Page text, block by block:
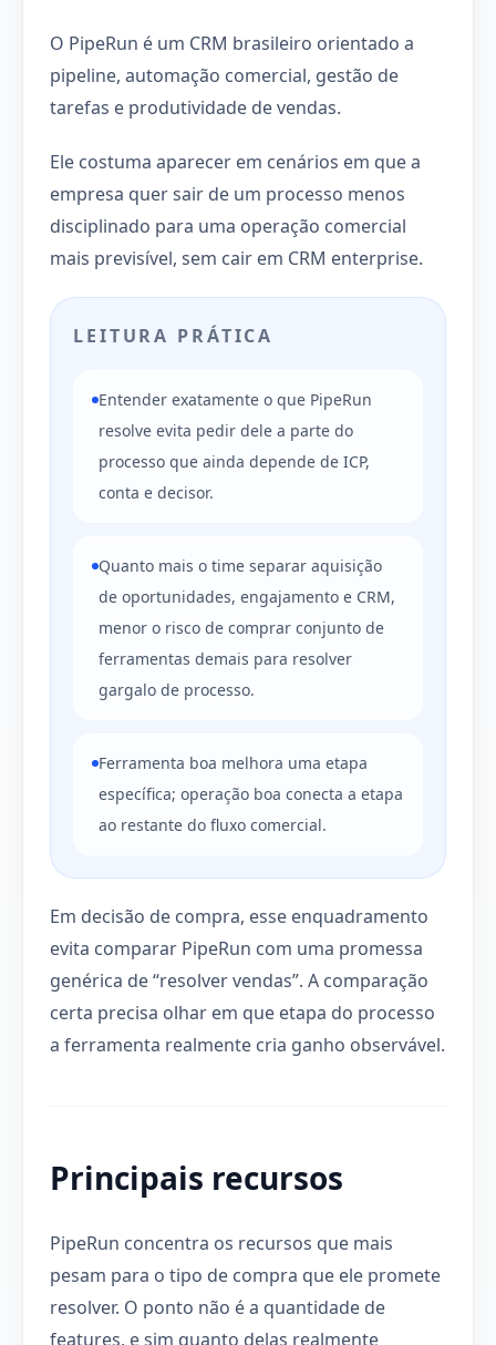
O PipeRun é um CRM brasileiro orientado a
pipeline, automação comercial, gestão de
tarefas e produtividade de vendas.
Ele costuma aparecer em cenários em que a
empresa quer sair de um processo menos
disciplinado para uma operação comercial
mais previsível, sem cair em CRM enterprise.
LEITURA PRÁTICA
Entender exatamente o que PipeRun
resolve evita pedir dele a parte do
processo que ainda depende de ICP,
conta e decisor.
Quanto mais o time separar aquisição
de oportunidades, engajamento e CRM,
menor o risco de comprar conjunto de
ferramentas demais para resolver
gargalo de processo.
Ferramenta boa melhora uma etapa
específica; operação boa conecta a etapa
ao restante do fluxo comercial.
Em decisão de compra, esse enquadramento
evita comparar PipeRun com uma promessa
genérica de “resolver vendas”. A comparação
certa precisa olhar em que etapa do processo
a ferramenta realmente cria ganho observável.
Principais recursos
PipeRun concentra os recursos que mais
pesam para o tipo de compra que ele promete
resolver. O ponto não é a quantidade de
features, e sim quanto delas realmente